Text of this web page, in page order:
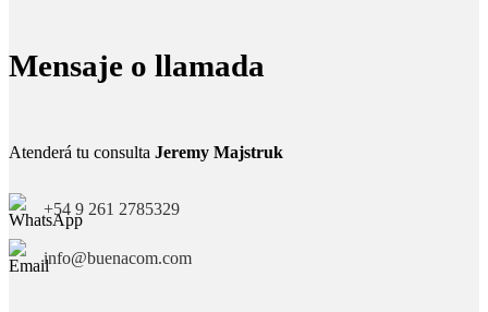
Mensaje o llamada
Atenderá tu consulta Jeremy Majstruk
+54 9 261 2785329
info@buenacom.com